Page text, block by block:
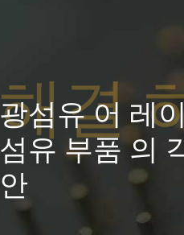
광섬유 어 레
섬유 부품 의
안
해결